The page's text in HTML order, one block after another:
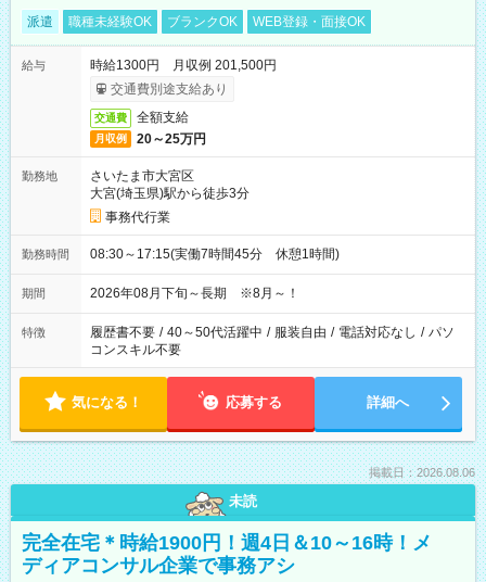
派遣 職種未経験OK ブランクOK WEB登録・面接OK
給与
時給1300円 月収例 201,500円
交通費別途支給あり
交通費 全額支給
月収例 20～25万円
勤務地
さいたま市大宮区
大宮(埼玉県)駅から徒歩3分
事務代行業
勤務時間 08:30～17:15(実働7時間45分 休憩1時間)
期間 2026年08月下旬～長期 ※8月～！
特徴 履歴書不要 / 40～50代活躍中 / 服装自由 / 電話対応なし / パソ
コンスキル不要
気になる！ 応募する 詳細へ
掲載日：2026.08.06
未読
完全在宅＊時給1900円！週4日＆10～16時！メ
ディアコンサル企業で事務アシ